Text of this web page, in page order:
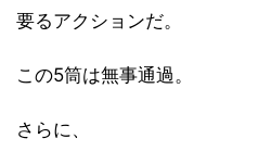
要るアクションだ。
この5筒は無事通過。
さらに、